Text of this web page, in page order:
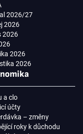
2026/27
2026
2026
2026
2026
a clo
účty
– změny
roky k důchodu